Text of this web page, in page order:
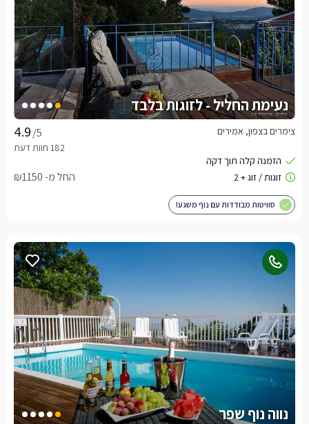
נעימת החליל - לזוגות בלבד
/5 צימרים בצפון, אמירים
החל מ- ₪1150
סוויטות מבודדות עם נוף משגע!
נווה נוף שפר